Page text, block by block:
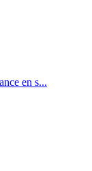
en s...